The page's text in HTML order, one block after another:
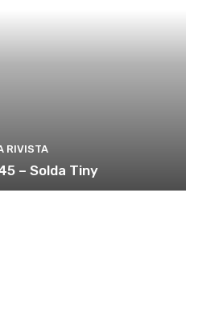
RIVISTA
– Solda Tiny